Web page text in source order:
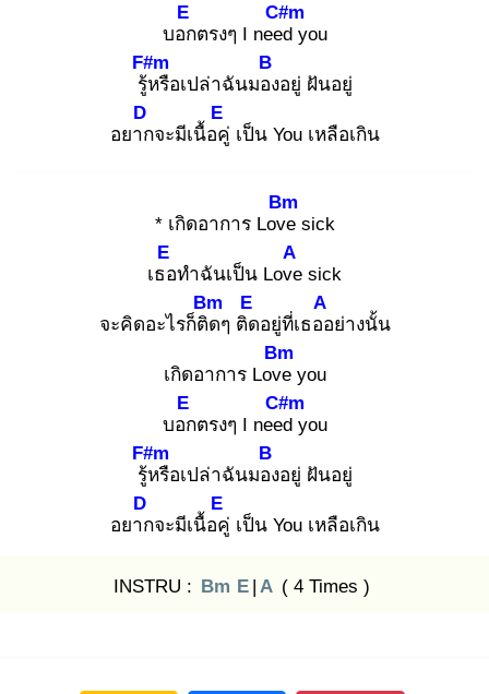
บอก
E
ตรงๆ I need
C#m
you
รู้ห
F#m
รือเปล่าฉันมอง
B
อยู่ ฝันอยู่
อยาก
D
จะมีเนื้อคู่
E
เป็น You เหลือเกิน
* เกิดอาการ Love
Bm
sick
เธอ
E
ทำฉันเป็น Love
A
sick
จะคิดอะไรก็ติด
Bm
ๆ ติด
E
อยู่ที่เธออ
A
ย่างนั้น
เกิดอาการ Love
Bm
you
บอก
E
ตรงๆ I need
C#m
you
รู้ห
F#m
รือเปล่าฉันมอง
B
อยู่ ฝันอยู่
อยาก
D
จะมีเนื้อคู่
E
เป็น You เหลือเกิน
INSTRU : Bm E | A ( 4 Times )